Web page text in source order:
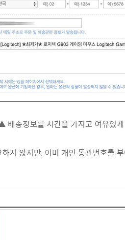
배송정보를 시간을 가지고 여유있
지 않지만, 이미 개인 통관번호를